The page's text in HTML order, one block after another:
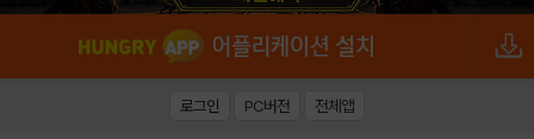
로그인 PC버전 전체앱